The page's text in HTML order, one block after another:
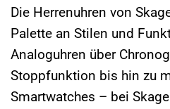
Die Herrenuhren von
Palette an Stilen und
Analoguhren über
Stoppfunktion bis hin zu
Smartwatches – bei